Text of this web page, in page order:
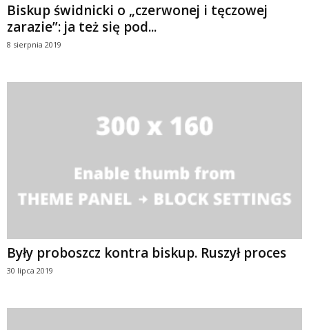
Biskup świdnicki o „czerwonej i tęczowej
zarazie”: ja też się pod...
8 sierpnia 2019
Były proboszcz kontra biskup. Ruszył proces
30 lipca 2019